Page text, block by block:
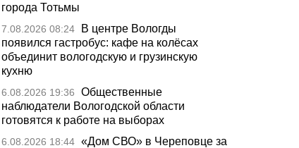
города Тотьмы
7.08.2026 08:24
В центре Вологды
появился гастробус: кафе на колёсах
объединит вологодскую и грузинскую
кухню
6.08.2026 19:36
Общественные
наблюдатели Вологодской области
готовятся к работе на выборах
6.08.2026 18:44 «Дом СВО» в Череповце за